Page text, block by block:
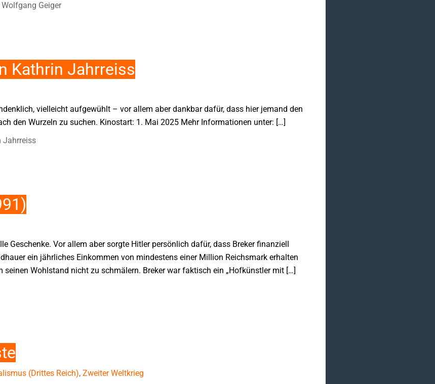
Geiger
Kathrin Jahrreiss
vielleicht aufgewühlt – vor allem aber dankbar dafür, dass hier jemand den
den Wurzeln zu suchen. Kinostart: 1. Mai 2025 Mehr Informationen unter: […]
Jahrreiss
Geschenke. Vor allem aber sorgte Hitler persönlich dafür, dass Breker finanziell
ein jährliches Einkommen von mindestens einer Million Reichsmark erhalten
seinen Wohlstand nicht zu schmälern. Breker war faktisch ein „Hofkünstler mit […]
(Drittes Reich), Zweiter Weltkrieg